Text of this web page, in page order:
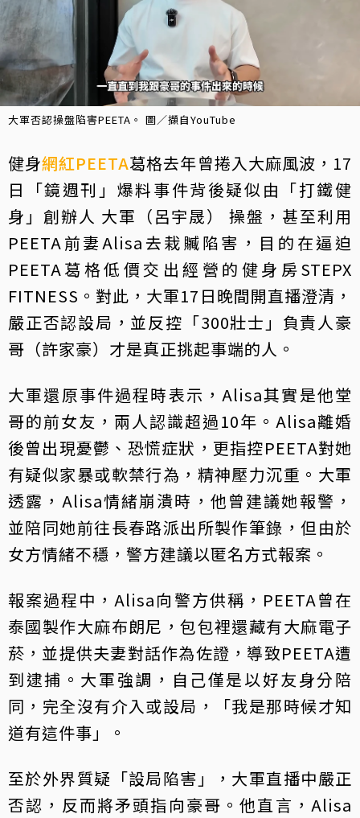
大軍否認操盤陷害PEETA。 圖／擷自YouTube
健身網紅PEETA葛格去年曾捲入大麻風波，17
日「鏡週刊」爆料事件背後疑似由「打鐵健
身」創辦人 大軍（呂宇晟） 操盤，甚至利用
PEETA前妻Alisa去栽贓陷害，目的在逼迫
PEETA葛格低價交出經營的健身房STEPX
FITNESS。對此，大軍17日晚間開直播澄清，
嚴正否認設局，並反控「300壯士」負責人豪
哥（許家豪）才是真正挑起事端的人。
大軍還原事件過程時表示，Alisa其實是他堂
哥的前女友，兩人認識超過10年。Alisa離婚
後曾出現憂鬱、恐慌症狀，更指控PEETA對她
有疑似家暴或軟禁行為，精神壓力沉重。大軍
透露，Alisa情緒崩潰時，他曾建議她報警，
並陪同她前往長春路派出所製作筆錄，但由於
女方情緒不穩，警方建議以匿名方式報案。
報案過程中，Alisa向警方供稱，PEETA曾在
泰國製作大麻布朗尼，包包裡還藏有大麻電子
菸，並提供夫妻對話作為佐證，導致PEETA遭
到逮捕。大軍強調，自己僅是以好友身分陪
同，完全沒有介入或設局，「我是那時候才知
道有這件事」。
至於外界質疑「設局陷害」，大軍直播中嚴正
否認，反而將矛頭指向豪哥。他直言，Alisa